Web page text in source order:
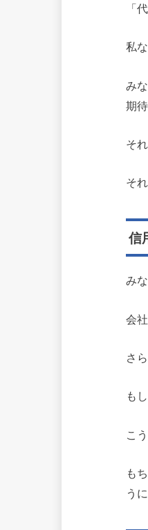
「
私
み
期
そ
そ
信
み
会
さ
も
こ
も
う